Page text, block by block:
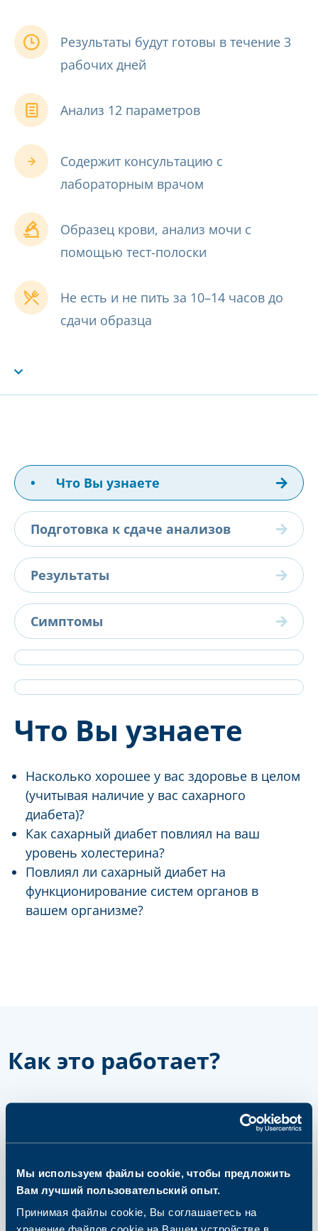
Мы используем файлы cookie, чтобы предложить
Вам лучший пользовательский опыт.
Принимая файлы cookie, Вы соглашаетесь на
Результаты будут готовы в течение 3
рабочих дней
Анализ 12 параметров
Содержит консультацию с
лабораторным врачом
Образец крови, aнализ мочи с
помощью тест-полоски
Не есть и не пить за 10–14 часов до
сдачи образца
• Что Вы узнаете
Подготовка к сдаче анализов
Результаты
Симптомы
Что Вы узнаете
Насколько хорошее у вас здоровье в целом
(учитывая наличие у вас сахарного
диабета)?
Как сахарный диабет повлиял на ваш
уровень холестерина?
Повлиял ли сахарный диабет на
функционирование систем органов в
вашем организме?
Как это работает?
одиночный анализ